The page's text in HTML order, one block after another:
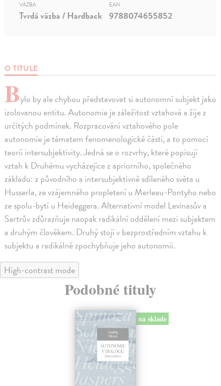
O TITULE
Bylo by ale chybou představovat si autonomní subjekt jako
izolovanou entitu. Autonomie je záležitost vztahová a žije z
určitých podmínek. Rozpracování vztahového pole
autonomie je tématem fenomenologické části, a to pomocí
teorií intersubjektivity. Jedná se o rozvrhy, které popisují
vztah k Druhému vycházejíce z apriorního, společného
základu: z původního a intersubjektivně sdíleného světa u
Husserla, ze vzájemného propletení u Merleau-Pontyho nebo
ze spolu-bytí u Heideggera. Alternativní model Levinasův a
Sartrův zdůrazňuje naopak radikální oddělení mezi subjektem
a druhým člověkem. Druhý stojí v bezprostředním vztahu k
subjektu a radikálně zpochybňuje jeho autonomii.
VÄZBA
Tvrdá väzba / Hardback
EAN
9788074655852
High-contrast mode
Podobné tituly
na sklade